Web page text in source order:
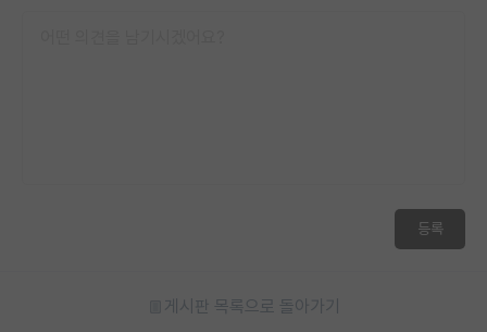
등록
게시판 목록으로 돌아가기